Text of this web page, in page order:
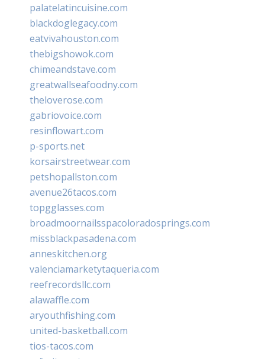
palatelatincuisine.com
blackdoglegacy.com
eatvivahouston.com
thebigshowok.com
chimeandstave.com
greatwallseafoodny.com
theloverose.com
gabriovoice.com
resinflowart.com
p-sports.net
korsairstreetwear.com
petshopallston.com
avenue26tacos.com
topgglasses.com
broadmoornailsspacoloradosprings.com
missblackpasadena.com
anneskitchen.org
valenciamarketytaqueria.com
reefrecordsllc.com
alawaffle.com
aryouthfishing.com
united-basketball.com
tios-tacos.com